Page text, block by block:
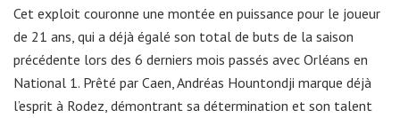
Cet exploit couronne une montée en puissance pour le joueur
de 21 ans, qui a déjà égalé son total de buts de la saison
précédente lors des 6 derniers mois passés avec Orléans en
National 1. Prêté par Caen, Andréas Hountondji marque déjà
l’esprit à Rodez, démontrant sa détermination et son talent